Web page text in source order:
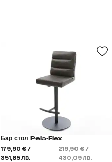
Бар стол Pela-Flex
179,90 € /
351,85 лв.
219,90 € /
430,09 лв.